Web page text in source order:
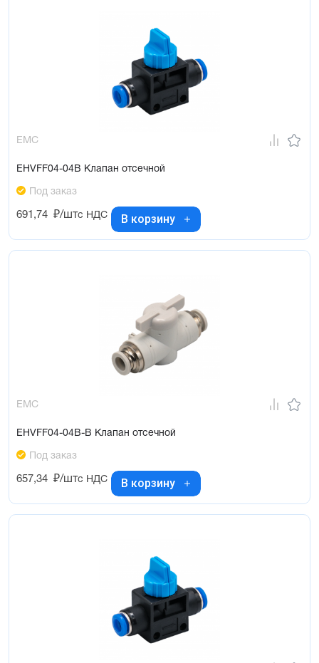
EMC
EHVFF04-04B Клапан отсечной
Под заказ
691,74 ₽/штс НДС В корзину
EMC
EHVFF04-04B-B Клапан отсечной
Под заказ
657,34 ₽/штс НДС В корзину